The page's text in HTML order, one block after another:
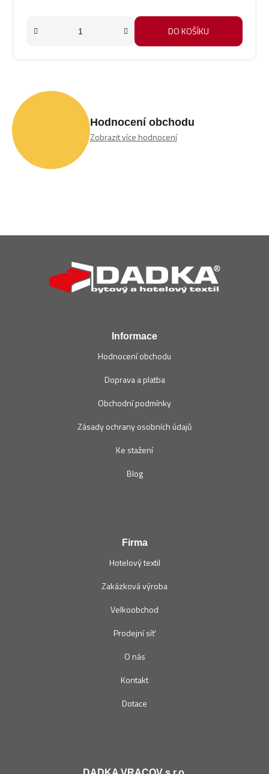
DO KOŠÍKU
Hodnocení obchodu
Zobrazit více hodnocení
Informace
Hodnocení obchodu
Doprava a platba
Obchodní podmínky
Zásady ochrany osobních údajů
Ke stažení
Blog
Firma
Hotelový textil
Zakázková výroba
Velkoobchod
Prodejní síť
O nás
Kontakt
Dotace